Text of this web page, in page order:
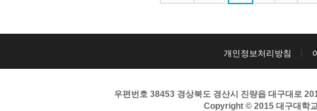
개인정보처리방침
우편번호 38453 경상북도 경산시 진량읍 대구대로
Copyright © 2015 대구대학